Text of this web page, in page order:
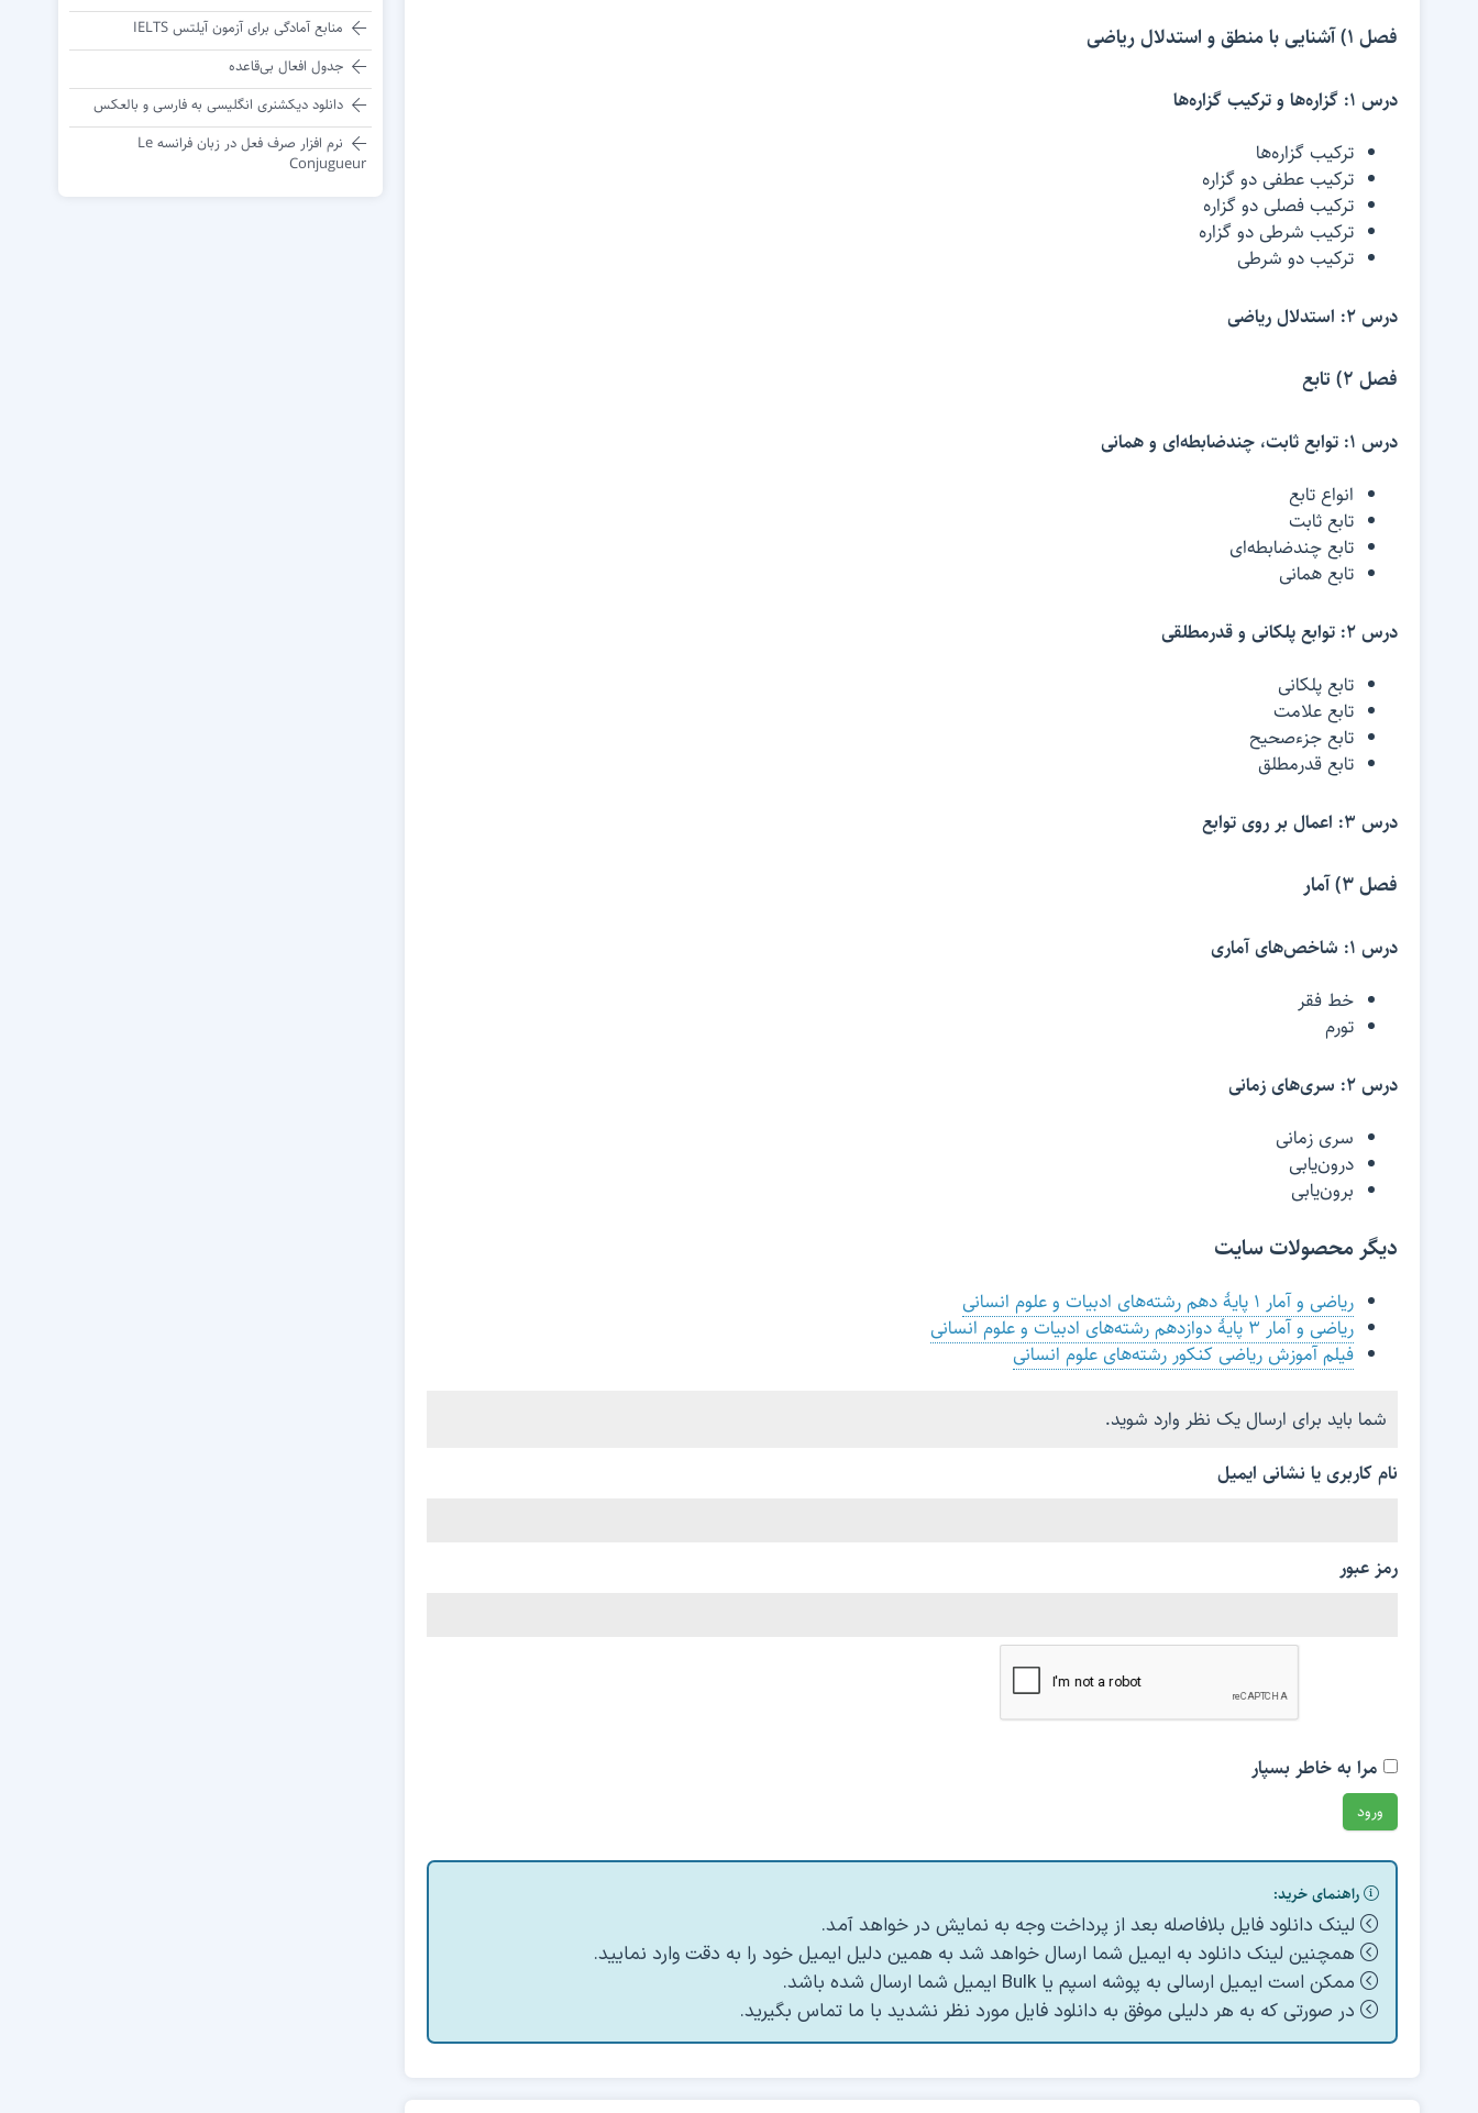
فصل 1) آشنایی با منطق و استدلال ریاضی
درس 1: گزاره‌ها و ترکیب گزاره‌ها
ترکیب گزاره‌ها
ترکیب عطفی دو گزاره
ترکیب فصلی دو گزاره
ترکیب شرطی دو گزاره
ترکیب دو شرطی
درس 2: استدلال ریاضی
فصل 2) تابع
درس 1: توابع ثابت، چندضابطه‌ای و همانی
انواع تابع
تابع ثابت
تابع چندضابطه‌ای
تابع همانی
درس 2: توابع پلکانی و قدرمطلقی
تابع پلکانی
تابع علامت
تابع جزءصحیح
تابع قدرمطلق
درس 3: اعمال بر روی توابع
فصل 3) آمار
درس 1: شاخص‌های آماری
خط فقر
تورم
درس 2: سری‌های زمانی
سری زمانی
درون‌یابی
برون‌یابی
دیگر محصولات سایت
ریاضی و آمار ۱ پایۀ دهم رشته‌های ادبیات و علوم انسانی
ریاضی و آمار ۳ پایۀ دوازدهم رشته‌های ادبیات و علوم انسانی
فیلم آموزش ریاضی کنکور رشته‌های علوم انسانی
شما باید برای ارسال یک نظر وارد شوید.
نام کاربری یا نشانی ایمیل
رمز عبور
مرا به خاطر بسپار
راهنمای خرید:
لینک دانلود فایل بلافاصله بعد از پرداخت وجه به نمایش در خواهد آمد.
همچنین لینک دانلود به ایمیل شما ارسال خواهد شد به همین دلیل ایمیل خود را به دقت وارد نمایید.
ممکن است ایمیل ارسالی به پوشه اسپم یا Bulk ایمیل شما ارسال شده باشد.
در صورتی که به هر دلیلی موفق به دانلود فایل مورد نظر نشدید با ما تماس بگیرید.
منابع آمادگی برای آزمون آیلتس IELTS
جدول افعال بی‌قاعده
دانلود دیکشنری انگلیسی به فارسی و بالعکس
نرم افزار صرف فعل در زبان فرانسه Le
Conjugueur